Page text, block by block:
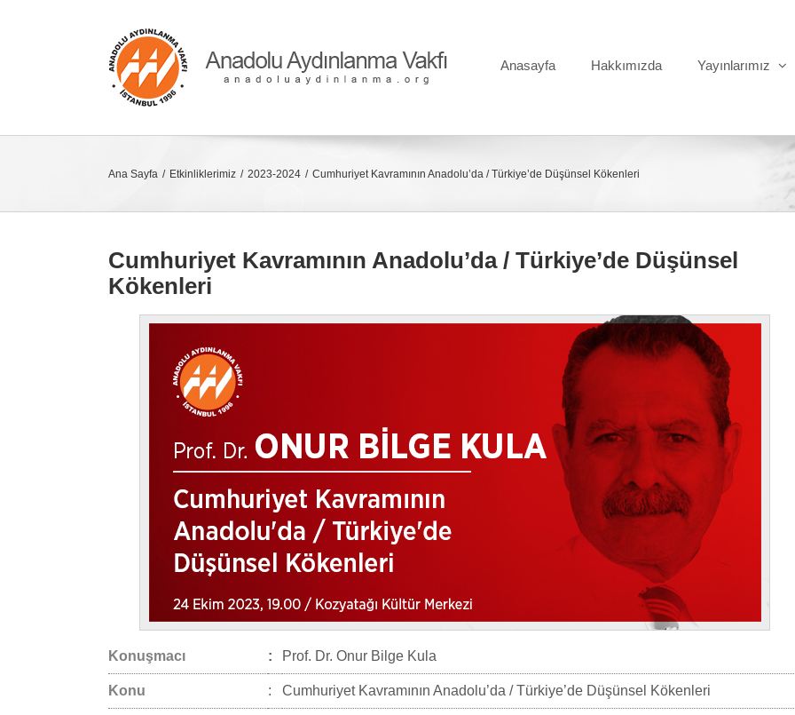
Anasayfa
Hakkımızda Yayınlarımız
Ana Sayfa Etkinliklerimiz 2023-2024 Cumhuriyet Kavramının Anadolu’da / Türkiye’de Düşünsel Kökenleri
Cumhuriyet Kavramının Anadolu’da / Türkiye’de Düşünsel
Kökenleri
Konuşmacı : Prof. Dr. Onur Bilge Kula
Konu : Cumhuriyet Kavramının Anadolu’da / Türkiye’de Düşünsel Kökenleri